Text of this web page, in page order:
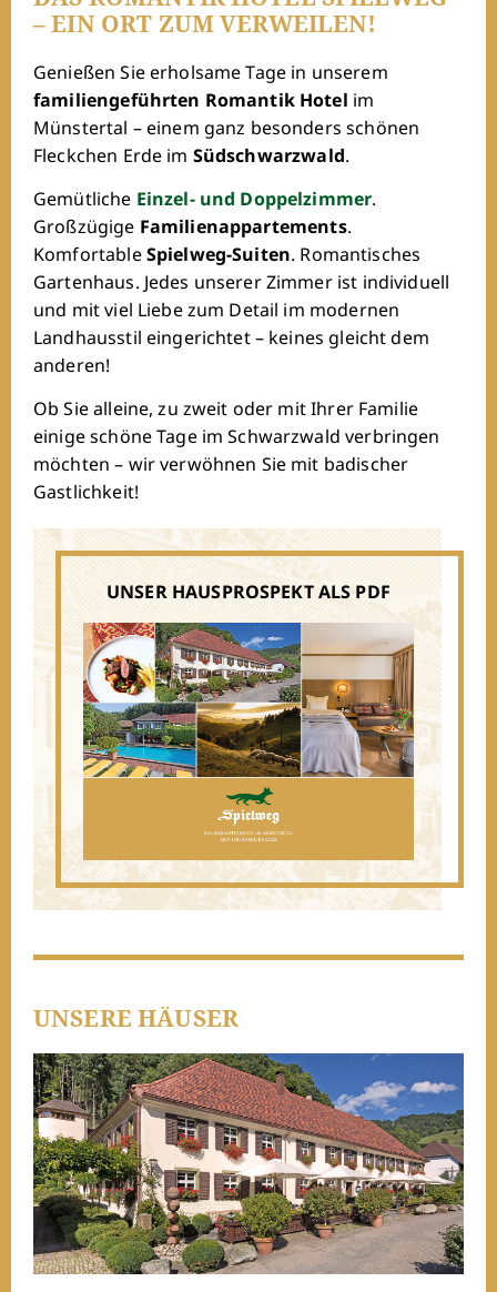
GUTSCHEINE
NEWSLETTER
JOBS
KONTAKT
DE
EN
FR
ROMANTIK HOTEL SPIELWEG
Spielweg 61
79244 Münstertal
fuchs@spielweg.com
WhatsApp
– EIN ORT ZUM VERWEILEN!
Genießen Sie erholsame Tage in unserem
familiengeführten Romantik Hotel im
Münstertal – einem ganz besonders schönen
Fleckchen Erde im Südschwarzwald.
Gemütliche Einzel- und Doppelzimmer.
Großzügige Familienappartements.
KomfortableSpielweg-Suiten. Romantisches
Gartenhaus. Jedes unserer Zimmer ist individuell
und mit viel Liebe zum Detail im modernen
Landhausstil eingerichtet – keines gleicht dem
anderen!
Ob Sie alleine, zu zweit oder mit Ihrer Familie
einige schöne Tage im Schwarzwald verbringen
möchten – wir verwöhnen Sie mit badischer
Gastlichkeit!
UNSER HAUSPROSPEKT ALS PDF
UNSERE HÄUSER